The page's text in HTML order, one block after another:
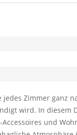
Zimmer ganz
wird. In diesem
und